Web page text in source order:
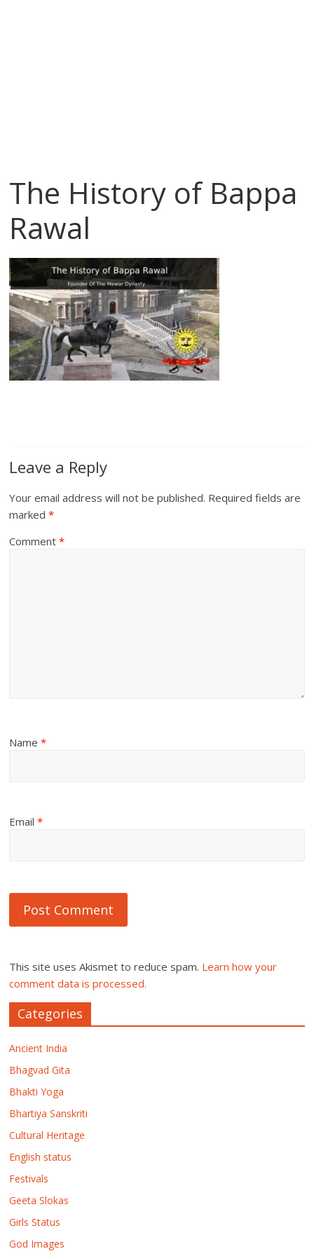
The History of Bappa
Rawal
Leave a Reply
Your email address will not be published. Required fields are
marked*
Comment*
Name*
Email*
This site uses Akismet to reduce spam. Learn how your
comment data is processed.
Categories
Ancient India
Bhagvad Gita
Bhakti Yoga
Bhartiya Sanskriti
Cultural Heritage
English status
Festivals
Geeta Slokas
Girls Status
God Images